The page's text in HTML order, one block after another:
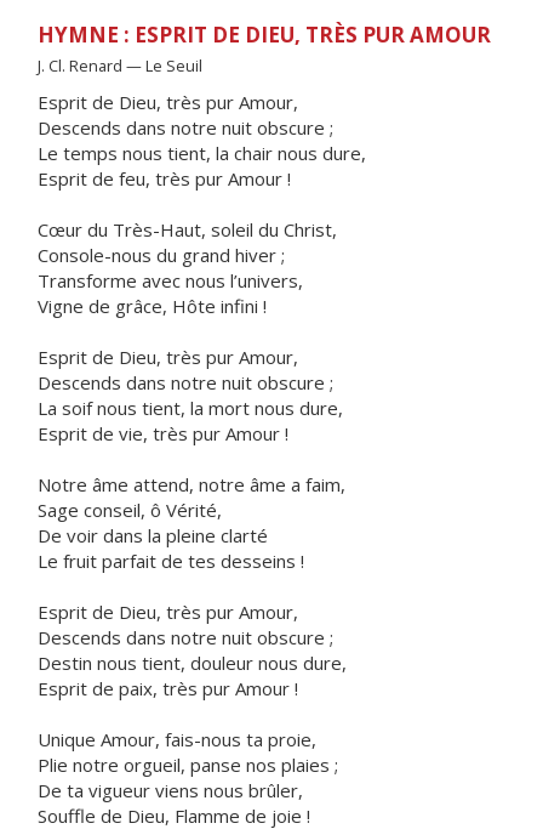
HYMNE : ESPRIT DE DIEU, TRÈS PUR AMOUR
J. Cl. Renard — Le Seuil
Esprit de Dieu, très pur Amour,
Descends dans notre nuit obscure ;
Le temps nous tient, la chair nous dure,
Esprit de feu, très pur Amour !
Cœur du Très-Haut, soleil du Christ,
Console-nous du grand hiver ;
Transforme avec nous l’univers,
Vigne de grâce, Hôte infini !
Esprit de Dieu, très pur Amour,
Descends dans notre nuit obscure ;
La soif nous tient, la mort nous dure,
Esprit de vie, très pur Amour !
Notre âme attend, notre âme a faim,
Sage conseil, ô Vérité,
De voir dans la pleine clarté
Le fruit parfait de tes desseins !
Esprit de Dieu, très pur Amour,
Descends dans notre nuit obscure ;
Destin nous tient, douleur nous dure,
Esprit de paix, très pur Amour !
Unique Amour, fais-nous ta proie,
Plie notre orgueil, panse nos plaies ;
De ta vigueur viens nous brûler,
Souffle de Dieu, Flamme de joie !